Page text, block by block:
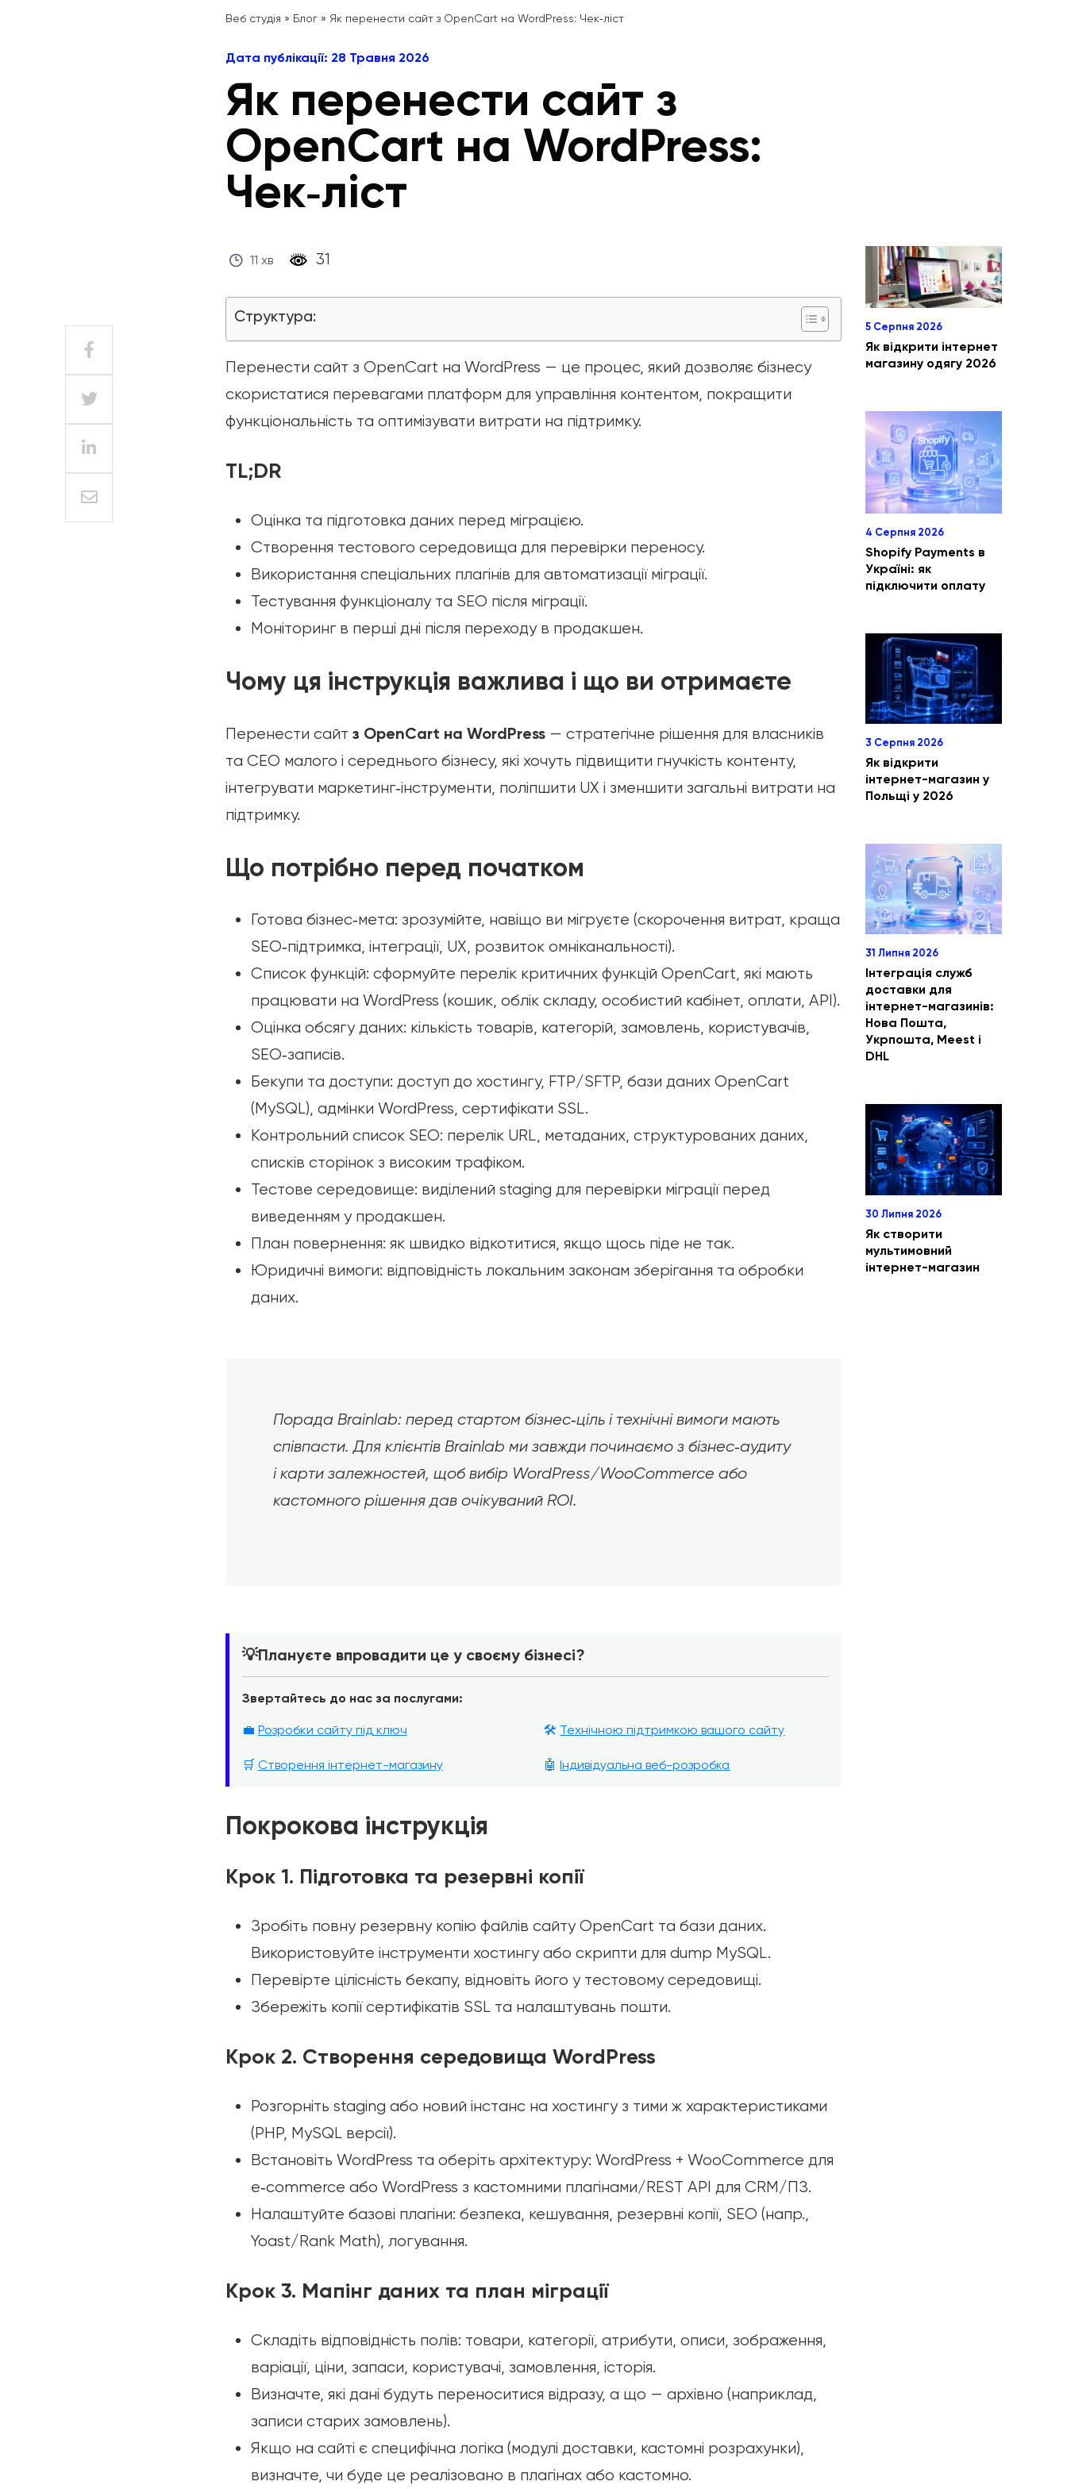
Веб студія » Блог» Як перенести сайт з OpenCart на WordPress: Чек‑ліст
Дата публікації: 28 Травня 2026
Як перенести сайт з
OpenCart на WordPress:
Чек‑ліст
11 хв ‎ 31 ‎
Структура:
Перенести сайт з OpenCart на WordPress — це процес, який дозволяє бізнесу
скористатися перевагами платформ для управління контентом, покращити
функціональність та оптимізувати витрати на підтримку.
TL;DR
Оцінка та підготовка даних перед міграцією.
Створення тестового середовища для перевірки переносу.
Використання спеціальних плагінів для автоматизації міграції.
Тестування функціоналу та SEO після міграції.
Моніторинг в перші дні після переходу в продакшен.
Чому ця інструкція важлива і що ви отримаєте
Перенести сайт з OpenCart на WordPress— стратегічне рішення для власників
та СЕО малого і середнього бізнесу, які хочуть підвищити гнучкість контенту,
інтегрувати маркетинг‑інструменти, поліпшити UX і зменшити загальні витрати на
підтримку.
Що потрібно перед початком
Готова бізнес‑мета: зрозумійте, навіщо ви мігруєте (скорочення витрат, краща
SEO‑підтримка, інтеграції, UX, розвиток омніканальності).
Список функцій: сформуйте перелік критичних функцій OpenCart, які мають
працювати на WordPress (кошик, облік складу, особистий кабінет, оплати, API).
Оцінка обсягу даних: кількість товарів, категорій, замовлень, користувачів,
SEO‑записів.
Бекупи та доступи: доступ до хостингу, FTP/SFTP, бази даних OpenCart
(MySQL), адмінки WordPress, сертифікати SSL.
Контрольний список SEO: перелік URL, метаданих, структурованих даних,
списків сторінок з високим трафіком.
Тестове середовище: виділений staging для перевірки міграції перед
виведенням у продакшен.
План повернення: як швидко відкотитися, якщо щось піде не так.
Юридичні вимоги: відповідність локальним законам зберігання та обробки
даних.
Порада Brainlab: перед стартом бізнес‑ціль і технічні вимоги мають
співпасти. Для клієнтів Brainlab ми завжди починаємо з бізнес‑аудиту
і карти залежностей, щоб вибір WordPress/WooCommerce або
кастомного рішення дав очікуваний ROI.
💡Плануєте впровадити це у своєму бізнесі?
Звертайтесь до нас за послугами:
💼 Розробки сайту під ключ 🛠️ Технічною підтримкою вашого сайту
🛒 Створення інтернет-магазину 🤖Індивідуальна веб-розробка
Покрокова інструкція
Крок 1. Підготовка та резервні копії
Зробіть повну резервну копію файлів сайту OpenCart та бази даних.
Використовуйте інструменти хостингу або скрипти для dump MySQL.
Перевірте цілісність бекапу, відновіть його у тестовому середовищі.
Збережіть копії сертифікатів SSL та налаштувань пошти.
Крок 2. Створення середовища WordPress
Розгорніть staging або новий інстанс на хостингу з тими ж характеристиками
(PHP, MySQL версії).
Встановіть WordPress та оберіть архітектуру: WordPress + WooCommerce для
e‑commerce або WordPress з кастомними плагінами/REST API для CRM/ПЗ.
Налаштуйте базові плагіни: безпека, кешування, резервні копії, SEO (напр.,
Yoast/Rank Math), логування.
Крок 3. Мапінг даних та план міграції
Складіть відповідність полів: товари, категорії, атрибути, описи, зображення,
варіації, ціни, запаси, користувачі, замовлення, історія.
Визначте, які дані будуть переноситися відразу, а що — архівно (наприклад,
записи старих замовлень).
Якщо на сайті є специфічна логіка (модулі доставки, кастомні розрахунки),
визначте, чи буде це реалізовано в плагінах або кастомно.
5 Серпня 2026
Як відкрити інтернет
магазину одягу 2026
4 Серпня 2026
Shopify Payments в
Україні: як
підключити оплату
3 Серпня 2026
Як відкрити
інтернет-магазин у
Польщі у 2026
31 Липня 2026
Інтеграція служб
доставки для
інтернет-магазинів:
Нова Пошта,
Укрпошта, Meest і
DHL
30 Липня 2026
Як створити
мультимовний
інтернет-магазин